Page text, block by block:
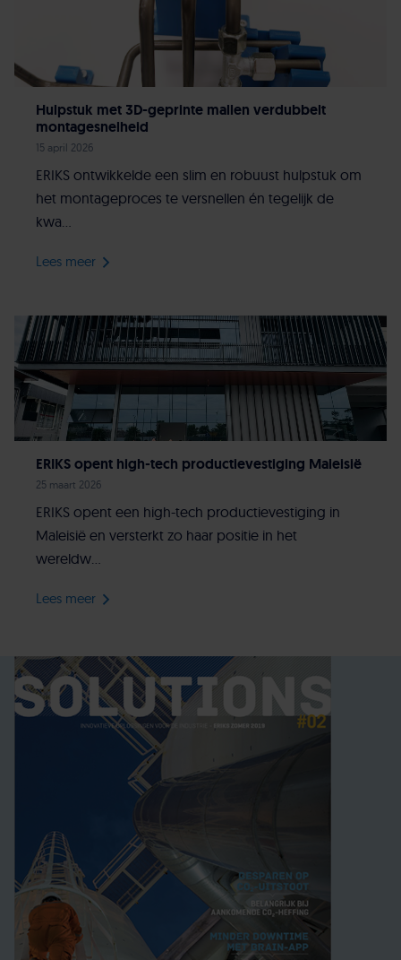
Hulpstuk met 3D-geprinte mallen verdubbelt
montagesnelheid
15 april 2026
ERIKS ontwikkelde een slim en robuust hulpstuk om
het montageproces te versnellen én tegelijk de
kwa...
Lees meer
ERIKS opent high-tech productievestiging Maleisië
25 maart 2026
ERIKS opent een high-tech productievestiging in
Maleisië en versterkt zo haar positie in het
wereldw...
Lees meer